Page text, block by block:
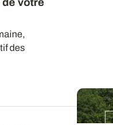
votre
des